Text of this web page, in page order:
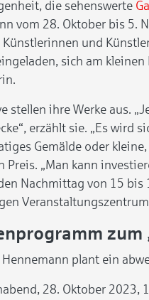
die sehenswerte
vom 28. Oktober bis 5.
und
sich am
stellen ihre Werke aus.
erzählt sie. „Es wird
Gemälde oder
Preis. „Man kann
Nachmittag von 15
Hennemann plant ein
28. Oktober 2023,